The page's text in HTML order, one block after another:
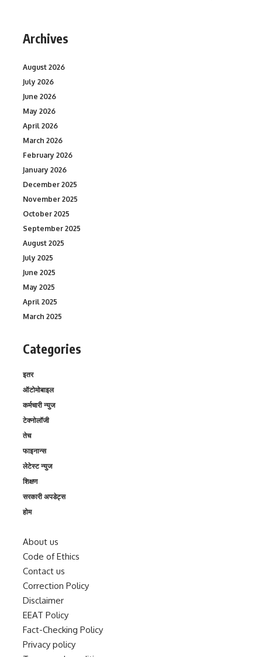
Archives
August 2026
July 2026
June 2026
May 2026
April 2026
March 2026
February 2026
January 2026
December 2025
November 2025
October 2025
September 2025
August 2025
July 2025
June 2025
May 2025
April 2025
March 2025
Categories
इतर
ऑटोमोबाइल
कर्मचारी न्युज
टेक्नोलॉजी
तेच
फाइनान्स
लेटेस्ट न्युज
शिक्षण
सरकारी अपडेट्स
होम
About us
Code of Ethics
Contact us
Correction Policy
Disclaimer
EEAT Policy
Fact-Checking Policy
Privacy policy